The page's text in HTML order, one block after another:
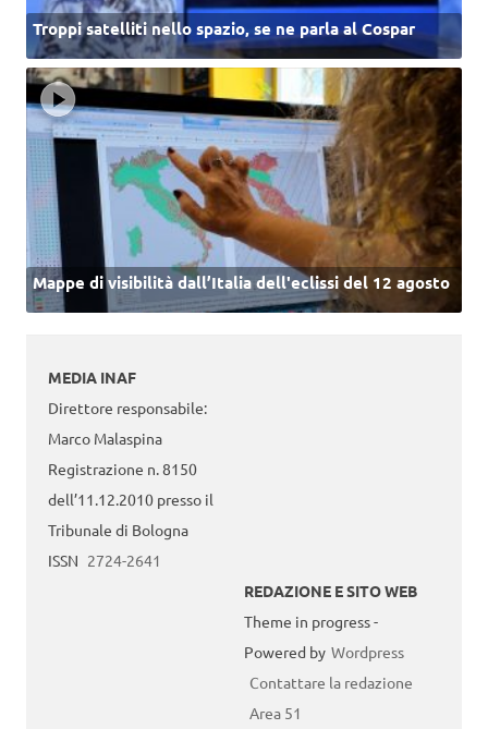
Troppi satelliti nello spazio, se ne parla al Cospar
Mappe di visibilità dall’Italia dell'eclissi del 12 agosto
MEDIA INAF
Direttore responsabile:
Marco Malaspina
Registrazione n. 8150
dell’11.12.2010 presso il
Tribunale di Bologna
ISSN 2724-2641
REDAZIONE E SITO WEB
Theme in progress -
Powered by Wordpress
Contattare la redazione
Area 51